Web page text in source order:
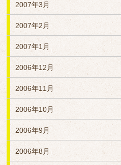
2007年3月
2007年2月
2007年1月
2006年12月
2006年11月
2006年10月
2006年9月
2006年8月